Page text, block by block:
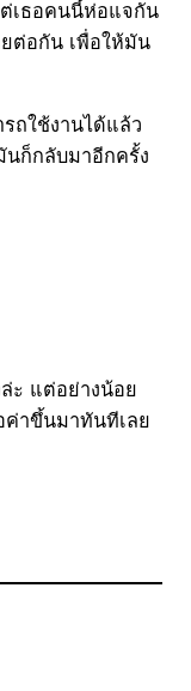
เธอคนนี้ห่อแจกัน
ต่อกัน เพื่อให้มัน
ถใช้งานได้แล้ว
นก็กลับมาอีกครั้ง
ะ แต่อย่างน้อย
ค่าขึ้นมาทันทีเลย